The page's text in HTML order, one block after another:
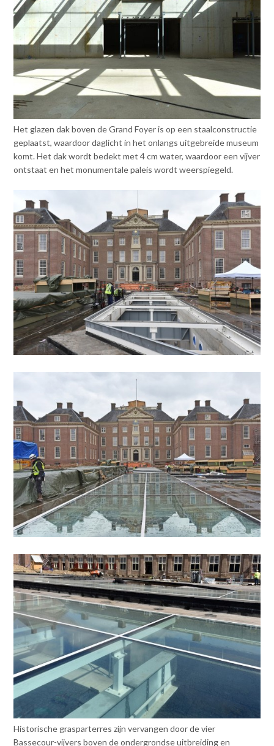
Het glazen dak boven de Grand Foyer is op een staalconstructie
geplaatst, waardoor daglicht in het onlangs uitgebreide museum
komt. Het dak wordt bedekt met 4 cm water, waardoor een vijver
ontstaat en het monumentale paleis wordt weerspiegeld.
Historische grasparterres zijn vervangen door de vier
Bassecour-vijvers boven de ondergrondse uitbreiding en